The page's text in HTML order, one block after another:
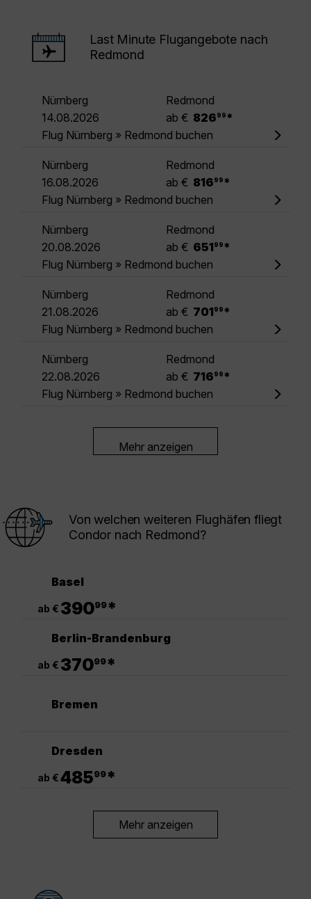
Last Minute Flugangebote nach
Redmond
Nürnberg
Redmond
14.08.2026
ab € 826 99 *
Flug Nürnberg » Redmond buchen
Nürnberg
Redmond
16.08.2026
ab € 816 99 *
Flug Nürnberg » Redmond buchen
Nürnberg
Redmond
20.08.2026
ab € 651 99 *
Flug Nürnberg » Redmond buchen
Nürnberg
Redmond
21.08.2026
ab € 701 99 *
Flug Nürnberg » Redmond buchen
Nürnberg
Redmond
22.08.2026
ab € 716 99 *
Flug Nürnberg » Redmond buchen
Mehr anzeigen
Von welchen weiteren Flughäfen fliegt
Condor nach Redmond?
Basel
ab € 39099*
Berlin-Brandenburg
ab € 37099*
Bremen
Dresden
ab €48599*
Mehr anzeigen